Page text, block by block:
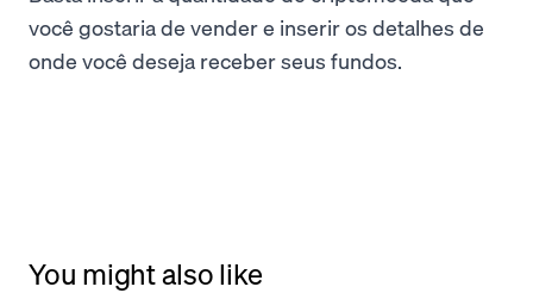
você gostaria de vender e inserir os detalhes de
onde você deseja receber seus fundos.
You might also like